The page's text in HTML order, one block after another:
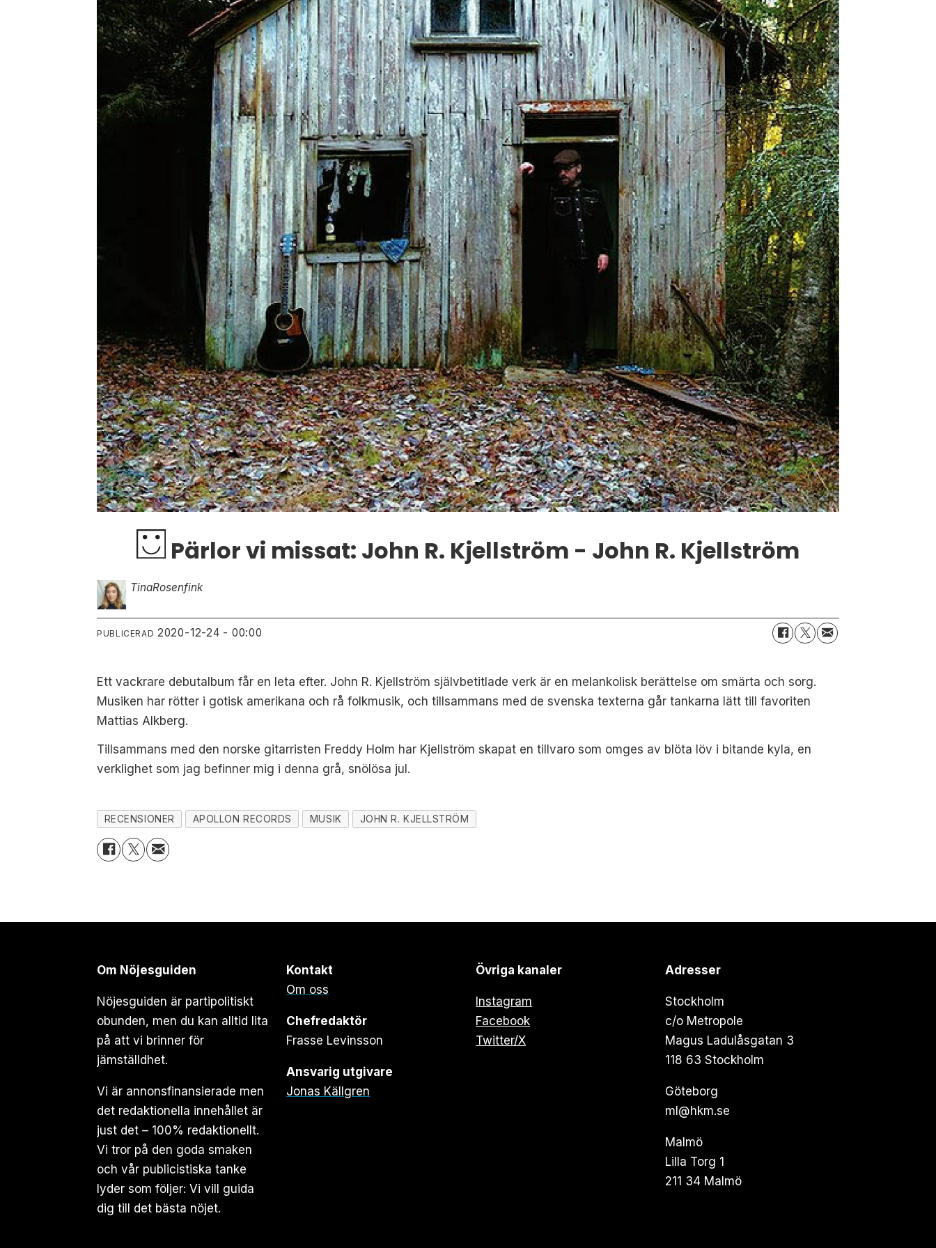
Pärlor vi missat: John R. Kjellström - John R. Kjellström
TinaRosenfink
PUBLICERAD 2020-12-24 - 00:00
Ett vackrare debutalbum får en leta efter. John R. Kjellström självbetitlade verk är en melankolisk berättelse om smärta och sorg.
Musiken har rötter i gotisk amerikana och rå folkmusik, och tillsammans med de svenska texterna går tankarna lätt till favoriten
Mattias Alkberg.
Tillsammans med den norske gitarristen Freddy Holm har Kjellström skapat en tillvaro som omges av blöta löv i bitande kyla, en
verklighet som jag befinner mig i denna grå, snölösa jul.
RECENSIONER APOLLON RECORDS MUSIK JOHN R. KJELLSTRÖM
Om Nöjesguiden
Nöjesguiden är partipolitiskt
obunden, men du kan alltid lita
på att vi brinner för
jämställdhet.
Vi är annonsfinansierade men
det redaktionella innehållet är
just det – 100% redaktionellt.
Vi tror på den goda smaken
och vår publicistiska tanke
lyder som följer: Vi vill guida
dig till det bästa nöjet.
Kontakt
Om oss
Chefredaktör
Frasse Levinsson
Ansvarig utgivare
Jonas Källgren
Övriga kanaler
Instagram
Facebook
Twitter/X
Adresser
Stockholm
c/o Metropole
Magus Ladulåsgatan 3
118 63 Stockholm
Göteborg
ml@hkm.se
Malmö
Lilla Torg 1
211 34 Malmö